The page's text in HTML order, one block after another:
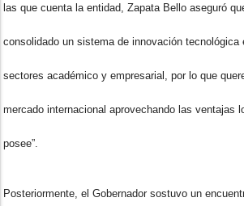
las que cuenta la entidad, Zapata Bello aseguró
consolidado un sistema de innovación tecnológica
sectores académico y empresarial, por lo que
mercado internacional aprovechando las ventajas
posee”.
Posteriormente, el Gobernador sostuvo un